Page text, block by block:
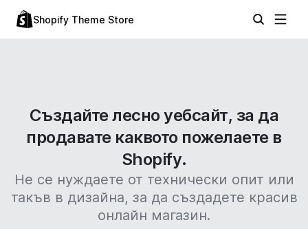
Shopify Theme Store
Създайте лесно уебсайт, за да
продавате каквото пожелаете в
Shopify.
Не се нуждаете от технически опит или
такъв в дизайна, за да създадете красив
онлайн магазин.